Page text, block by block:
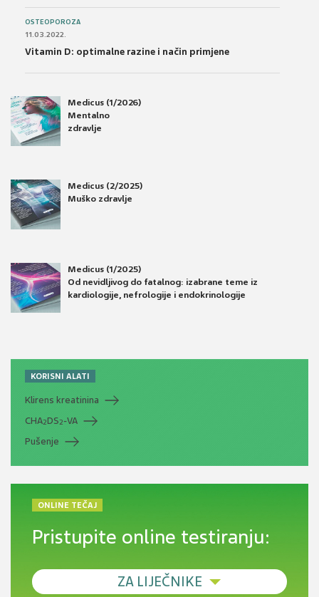
OSTEOPOROZA
11.03.2022.
Vitamin D: optimalne razine i način primjene
Medicus (1/2026)
Mentalno
zdravlje
Medicus (2/2025)
Muško zdravlje
Medicus (1/2025)
Od nevidljivog do fatalnog: izabrane teme iz
kardiologije, nefrologije i endokrinologije
KORISNI ALATI
Klirens kreatinina
CHA2DS2-VA
Pušenje
ONLINE TEČAJ
Pristupite online testiranju:
ZA LIJEČNIKE